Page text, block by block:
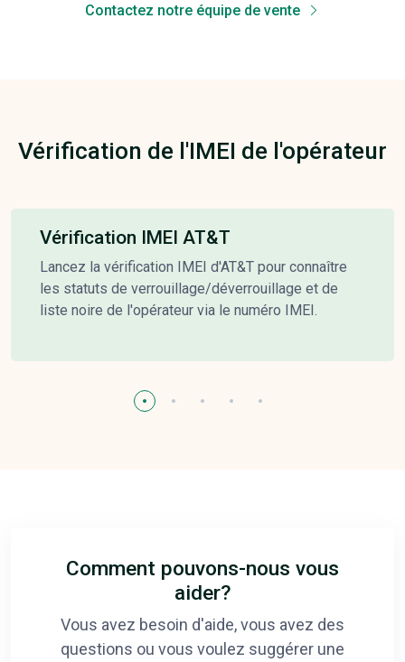
Contactez notre équipe de vente
Vérification de l'IMEI de l'opérateur
Vérification IMEI AT&T
Lancez la vérification IMEI d'AT&T pour connaître
les statuts de verrouillage/déverrouillage et de
liste noire de l'opérateur via le numéro IMEI.
Comment pouvons-nous vous
aider?
Vous avez besoin d'aide, vous avez des
questions ou vous voulez suggérer une